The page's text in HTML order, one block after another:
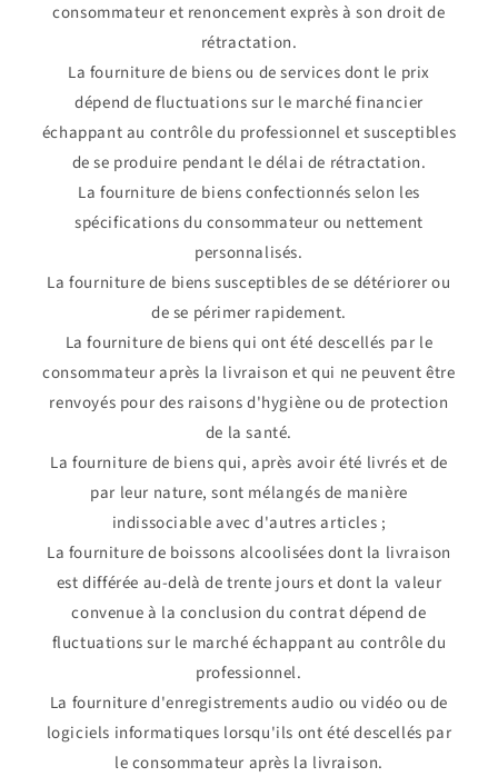
consommateur et renoncement exprès à son droit de
rétractation.
La fourniture de biens ou de services dont le prix
dépend de fluctuations sur le marché financier
échappant au contrôle du professionnel et susceptibles
de se produire pendant le délai de rétractation.
La fourniture de biens confectionnés selon les
spécifications du consommateur ou nettement
personnalisés.
La fourniture de biens susceptibles de se détériorer ou
de se périmer rapidement.
La fourniture de biens qui ont été descellés par le
consommateur après la livraison et qui ne peuvent être
renvoyés pour des raisons d'hygiène ou de protection
de la santé.
La fourniture de biens qui, après avoir été livrés et de
par leur nature, sont mélangés de manière
indissociable avec d'autres articles ;
La fourniture de boissons alcoolisées dont la livraison
est différée au-delà de trente jours et dont la valeur
convenue à la conclusion du contrat dépend de
fluctuations sur le marché échappant au contrôle du
professionnel.
La fourniture d'enregistrements audio ou vidéo ou de
logiciels informatiques lorsqu'ils ont été descellés par
le consommateur après la livraison.